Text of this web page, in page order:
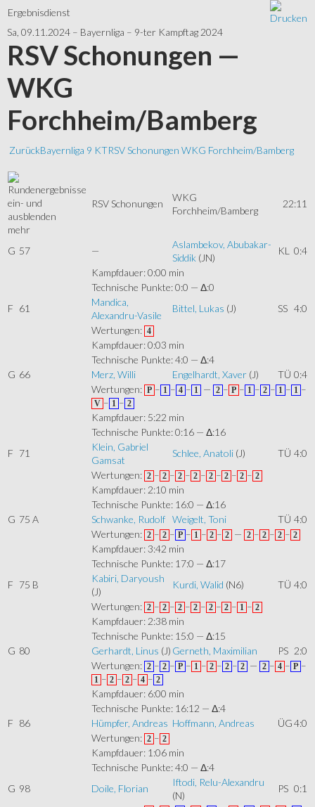
Ergebnisdienst
Sa, 09.11.2024 – Bayernliga – 9-ter Kampftag 2024
RSV Schonungen —
WKG
Forchheim/Bamberg
ZurückBayernliga 9 KTRSV Schonungen WKG Forchheim/Bamberg
mehr
RSV Schonungen
WKG
Forchheim/Bamberg
22:11
G 57 —
Aslambekov, Abubakar-
Siddik (JN)
KL
0:4
Kampfdauer: 0:00 min
Technische Punkte: 0:0 — Δ:0
F 61
Mandica,
Alexandru-Vasile
Bittel, Lukas (J) SS 4:0
Wertungen: 4
Kampfdauer: 0:03 min
Technische Punkte: 4:0 — Δ:4
G 66 Merz, Willi Engelhardt, Xaver (J) TÜ 0:4
Wertungen: P – 1 – 4 – 1 — 2 – P – 1 – 2 – 1 – 1 –
V – 1 – 2
Kampfdauer: 5:22 min
Technische Punkte: 0:16 — Δ:16
F 71
Klein, Gabriel
Gamsat
Schlee, Anatoli (J) TÜ 4:0
Wertungen: 2 – 2 – 2 – 2 – 2 – 2 – 2 – 2
Kampfdauer: 2:10 min
Technische Punkte: 16:0 — Δ:16
G 75 A Schwanke, Rudolf Weigelt, Toni TÜ 4:0
Wertungen: 2 – 2 – P – 1 – 2 – 2 — 2 – 2 – 2 – 2
Kampfdauer: 3:42 min
Technische Punkte: 17:0 — Δ:17
F 75 B
Kabiri, Daryoush
(J)
Kurdi, Walid (N6) TÜ 4:0
Wertungen: 2 – 2 – 2 – 2 – 2 – 2 – 1 – 2
Kampfdauer: 2:38 min
Technische Punkte: 15:0 — Δ:15
G 80 Gerhardt, Linus (J) Gerneth, Maximilian PS 2:0
Wertungen: 2 – 2 – P – 1 – 2 – 2 – 2 — 2 – 4 – P –
1 – 2 – 2 – 4 – 2
Kampfdauer: 6:00 min
Technische Punkte: 16:12 — Δ:4
F 86 Hümpfer, Andreas Hoffmann, Andreas ÜG4:0
Wertungen: 2 – 2
Kampfdauer: 1:06 min
Technische Punkte: 4:0 — Δ:4
G 98 Doile, Florian
Iftodi, Relu-Alexandru
(N)
PS 0:1